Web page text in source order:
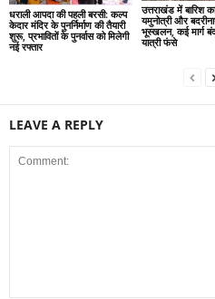
धराली आपदा की पहली बरसी: कल्प
केदार मंदिर के पुनर्निर्माण की तैयारी
शुरू, प्रभावितों के पुनर्वास को मिलेगी
नई रफ्तार
उत्तराखंड में बारिश
यमुनोत्री और
भूस्खलन, कई मार्ग
यात्री फंसे
LEAVE A REPLY